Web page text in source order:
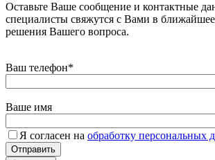
Оставьте Ваше сообщение и контактные
специалисты свяжутся с Вами в ближайшее
решения Вашего вопроса.
Ваш телефон*
Ваше имя
Я согласен на обработку персональных